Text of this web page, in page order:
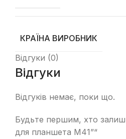
КРАЇНА ВИРОБНИК
Відгуки (0)
Відгуки
Відгуків немає, поки що.
Будьте першим, хто
для планшета М41”“